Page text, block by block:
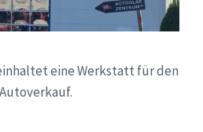
eine Werkstatt für den